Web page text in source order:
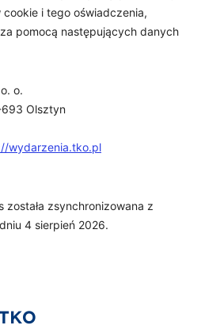
i tego oświadczenia,
pomocą następujących danych
o.
693 Olsztyn
wydarzenia.tko.pl
została zsynchronizowana z
4 sierpień 2026.